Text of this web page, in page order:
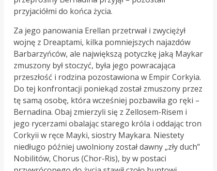
przyjaciółmi do końca życia.
Za jego panowania Erellan przetrwał i zwyciężył
wojnę z Dreaptami, kilka pomniejszych najazdów
Barbarzyńców, ale największą potyczkę jaką Maykar
zmuszony był stoczyć, była jego powracająca
przeszłość i rodzina pozostawiona w Empir Corkyia.
Do tej konfrontacji poniekąd został zmuszony przez
tę samą osobę, która wcześniej pozbawiła go ręki –
Bernadina. Obaj zmierzyli się z Zellosem-Risem i
jego rycerzami obalając starego króla i oddając tron
Corkyii w ręce Mayki, siostry Maykara. Niestety
niedługo później uwolniony został dawny „zły duch”
Nobilitów, Chorus (Chor-Ris), by w postaci